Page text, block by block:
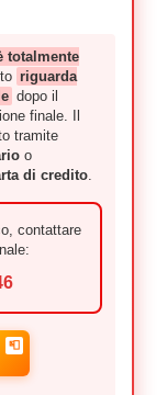
totalmente
riguarda
dopo il
finale. Il
tramite
o
di credito.
contattare
📮